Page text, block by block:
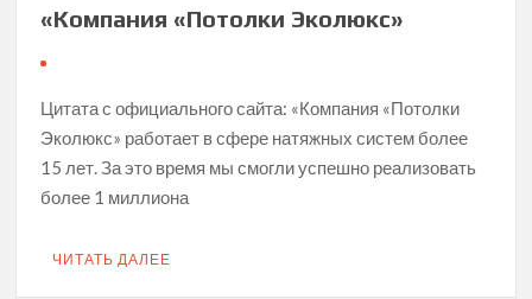
«Компания «Потолки Эколюкс»
Цитата с официального сайта: «Компания «Потолки
Эколюкс» работает в сфере натяжных систем более
15 лет. За это время мы смогли успешно реализовать
более 1 миллиона
ЧИТАТЬ ДАЛЕЕ